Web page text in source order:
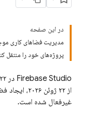
در این صفحه
مدیریت فضاهای کاری
پروژه‌های خود را منتقل
Firebase Studio در ۲۲ مارس
از ۲۲ ژوئن
غیرفعال شده است.